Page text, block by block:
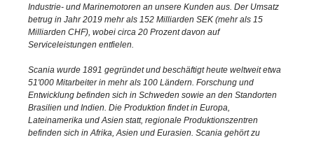
Industrie- und Marinemotoren an unsere Kunden aus. Der Umsatz
betrug in Jahr 2019 mehr als 152 Milliarden SEK (mehr als 15
Milliarden CHF), wobei circa 20 Prozent davon auf
Serviceleistungen entfielen.
Scania wurde 1891 gegründet und beschäftigt heute weltweit etwa
51'000 Mitarbeiter in mehr als 100 Ländern. Forschung und
Entwicklung befinden sich in Schweden sowie an den Standorten
Brasilien und Indien. Die Produktion findet in Europa,
Lateinamerika und Asien statt, regionale Produktionszentren
befinden sich in Afrika, Asien und Eurasien. Scania gehört zu